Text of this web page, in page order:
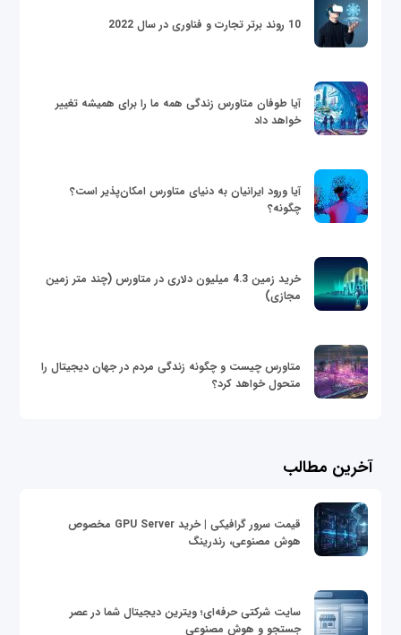
10 روند برتر تجارت و فناوری در سال 2022
آیا طوفان متاورس زندگی همه ما را برای همیشه تغییر
خواهد داد
آیا ورود ایرانیان به دنیای متاورس امکان‌پذیر است؟
چگونه؟
خرید زمین 4.3 میلیون دلاری در متاورس (چند متر زمین
مجازی)
متاورس چیست و چگونه زندگی مردم در جهان دیجیتال را
متحول خواهد کرد؟
آخرین مطالب
قیمت سرور گرافیکی | خرید GPU Server مخصوص
هوش مصنوعی، رندرینگ
سایت شرکتی حرفه‌ای؛ ویترین دیجیتال شما در عصر
جستجو و هوش مصنوعی